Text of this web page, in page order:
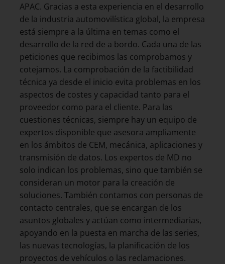
APAC. Gracias a esta experiencia en el desarrollo
de la industria automovilística global, la empresa
está siempre a la última en temas como el
desarrollo de la red de a bordo. Cada una de las
peticiones que recibimos las comprobamos y
cotejamos. La comprobación de la factibilidad
técnica ya desde el inicio evita problemas en los
aspectos de costes y capacidad tanto para el
proveedor como para el cliente. Para las
cuestiones técnicas, siempre hay un equipo de
expertos disponible que asesora ampliamente
en los ámbitos de CEM, mecánica, aplicaciones y
transmisión de datos. Los expertos de MD no
solo indican los problemas, sino que también se
consideran un motor para la creación de
soluciones. También contamos con personas de
contacto centrales, que se encargan de los
asuntos globales y actúan como intermediarias,
apoyando en la puesta en marcha de las series,
las nuevas tecnologías, la planificación de los
proyectos de vehículos o las reclamaciones.